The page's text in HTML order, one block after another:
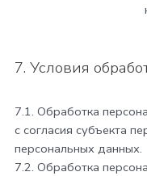
7. Условия
7.1. Обработка
с согласия субъекта
персональных данных.
7.2. Обработка